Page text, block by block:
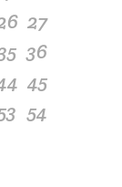
27
36
45
54